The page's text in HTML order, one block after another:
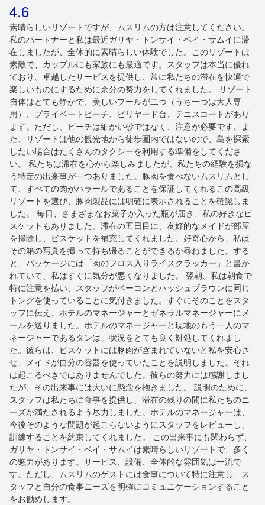
4.6
素晴らしいリゾートですが、ムスリムの方は注意してください。
私のパートナーと私は最近ガリヤ・トンサイ・ベイ・サムイに滞
在しましたが、全体的に素晴らしい体験でした。このリゾートは
素敵で、カップルにも家族にも最適です。スタッフは本当に優れ
ており、卓越したサービスを提供し、常に私たちの滞在を快適で
楽しいものにするために余分の努力をしてくれました。 リゾート
自体はとても静かで、美しいプールが二つ（うち一つは大人専
用）、プライベートビーチ、ビリヤード台、テニスコートがあり
ます。ただし、ビーチは細かい砂ではなく、注意が必要です。ま
た、リゾートは他の観光地から徒歩圏内ではないので、島を探索
したい場合はたくさんのタクシーを利用する準備をしてくださ
い。 私たちは滞在を心から楽しみましたが、私たちの経験を損な
う特定の出来事が一つありました。豚肉を食べないムスリムとし
て、すべての肉がハラールであることを保証してくれるこの高級
リゾートを選び、豚肉製品には明確に表示されることを確認しま
した。 毎日、さまざまなお菓子が入った瓶が届き、私の好きなビ
スケットもありました。滞在の五日目に、友好的なメイドが部屋
を掃除し、ビスケットを補充してくれました。好奇心から、私は
その箱の写真を撮って持ち帰ることができるか尋ねました。する
と、パッケージには「肉のフロス入りライスクラッカー」と書か
れていて、私はすぐに気分が悪くなりました。 翌朝、私は朝食で
特に注意を払い、スタッフがベーコンとハッシュブラウンに同じ
トングを使っていることに気付きました。すぐにそのことをスタ
ッフに伝え、ホテルのマネージャーとゼネラルマネージャーにメ
ールを送りました。ホテルのマネージャーと現地のもう一人のマ
ネージャーであるタンは、状況をとても良く対処してくれまし
た。彼らは、ビスケットには豚肉が含まれていないと私を安心さ
せ、メイドが自分の容器を使っていたことを説明しました。それ
は起こるべきではありませんでした。彼らの努力には感謝しまし
たが、その出来事には大いに懸念を抱きました。 説明のために、
スタッフは私たちに食事を提供し、滞在の残りの間に私たちのニ
ーズが満たされるよう尽力しました。ホテルのマネージャーは、
今後そのような問題が起こらないようにスタッフをレビューし、
訓練することを約束してくれました。 この出来事にも関わらず、
ガリヤ・トンサイ・ベイ・サムイは素晴らしいリゾートで、多く
の魅力があります。サービス、設備、全体的な雰囲気は一流で
す。ただし、ムスリムのゲストには食事について特に注意し、ス
タッフと自分の食事ニーズを明確にコミュニケーションすること
をお勧めします。